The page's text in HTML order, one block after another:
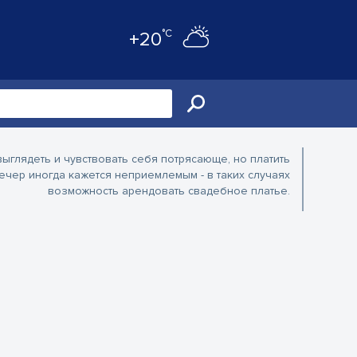
+20°C
и чувствовать себя потрясающе, но платить
иногда кажется неприемлемым - в таких случаях
возможность арендовать свадебное платье.